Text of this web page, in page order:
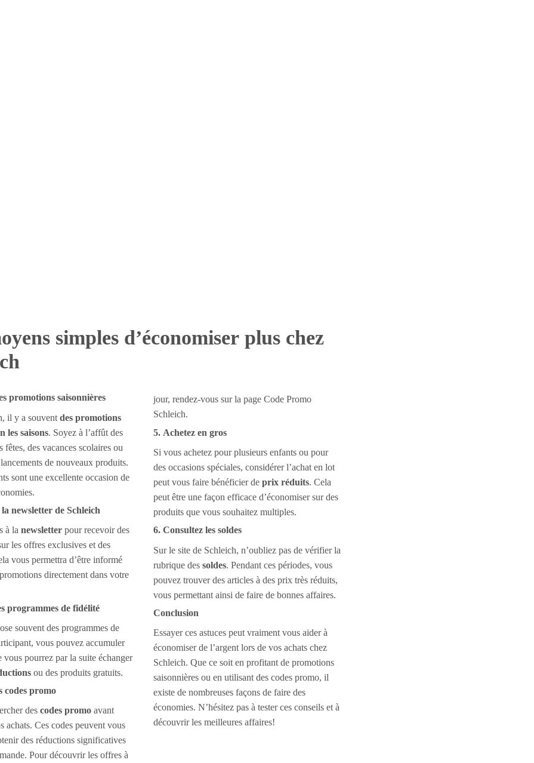
simples d’économiser plus chez
promotions saisonnières
il y a souvent des promotions
les saisons. Soyez à l’affût des
fêtes, des vacances scolaires ou
de nouveaux produits.
sont une excellente occasion de
newsletter de Schleich
à la newsletter pour recevoir des
les offres exclusives et des
vous permettra d’être informé
directement dans votre
programmes de fidélité
souvent des programmes de
vous pouvez accumuler
vous pourrez par la suite échanger
ou des produits gratuits.
codes promo
des codes promo avant
achats. Ces codes peuvent vous
des réductions significatives
Pour découvrir les offres à
jour, rendez-vous sur la page Code Promo
Schleich.
5. Achetez en gros
Si vous achetez pour plusieurs enfants ou pour
des occasions spéciales, considérer l’achat en lot
peut vous faire bénéficier de prix réduits. Cela
peut être une façon efficace d’économiser sur des
produits que vous souhaitez multiples.
6. Consultez les soldes
Sur le site de Schleich, n’oubliez pas de vérifier la
rubrique des soldes. Pendant ces périodes, vous
pouvez trouver des articles à des prix très réduits,
vous permettant ainsi de faire de bonnes affaires.
Conclusion
Essayer ces astuces peut vraiment vous aider à
économiser de l’argent lors de vos achats chez
Schleich. Que ce soit en profitant de promotions
saisonnières ou en utilisant des codes promo, il
existe de nombreuses façons de faire des
économies. N’hésitez pas à tester ces conseils et à
découvrir les meilleures affaires!